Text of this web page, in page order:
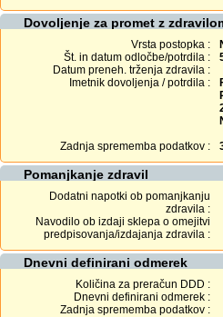
Dovoljenje za promet z
Vrsta postopka :
Št. in datum odločbe/potrdila :
Datum preneh. trženja zdravila :
Imetnik dovoljenja / potrdila :
Zadnja sprememba podatkov :
Pomanjkanje zdravil
Dodatni napotki ob pomanjkanju
zdravila :
Navodilo ob izdaji sklepa o omejitvi
predpisovanja/izdajanja zdravila :
Dnevni definirani odmerek
Količina za preračun DDD :
Dnevni definirani odmerek :
Zadnja sprememba podatkov :